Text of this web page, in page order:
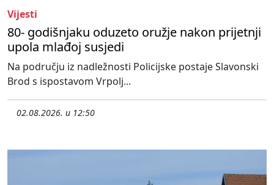
Vijesti
80- godišnjaku oduzeto oružje nakon prijetnji
upola mlađoj susjedi
Na području iz nadležnosti Policijske postaje Slavonski
Brod s ispostavom Vrpolj...
02.08.2026. u 12:50